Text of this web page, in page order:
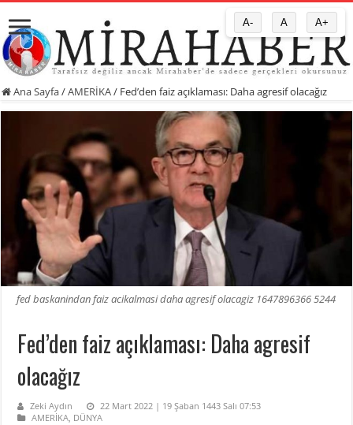
Ana Sayfa/AMERİKA/ Fed’den faiz açıklaması: Daha agresif olacağız
fed baskanindan faiz acikalmasi daha agresif olacagiz 1647896366 5244
Fed’den faiz açıklaması: Daha agresif
olacağız
Zeki Aydın
22 Mart 2022 | 19 Şaban 1443 Salı 07:53
AMERİKA, DÜNYA
A- A A+